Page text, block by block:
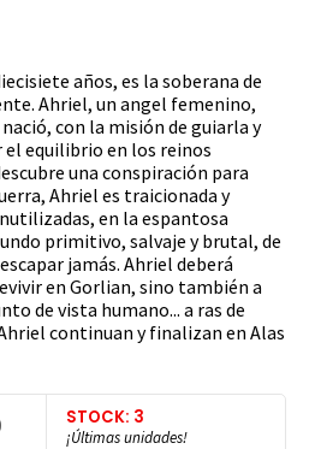
años, es la soberana de
Ahriel, un angel femenino,
con la misión de guiarla y
equilibrio en los reinos
una conspiración para
Ahriel es traicionada y
en la espantosa
primitivo, salvaje y brutal, de
jamás. Ahriel deberá
en Gorlian, sino también a
de vista humano... a ras de
continuan y finalizan en Alas
STOCK: 3
¡Últimas unidades!